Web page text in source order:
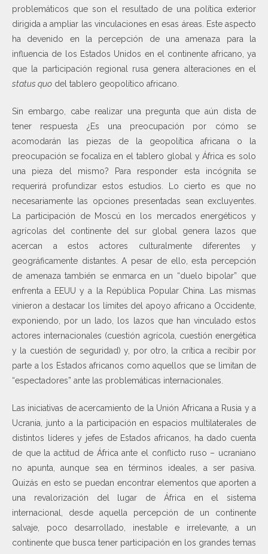
problemáticos que son el resultado de una política exterior
dirigida a ampliar las vinculaciones en esas áreas. Este aspecto
ha devenido en la percepción de una amenaza para la
influencia de los Estados Unidos en el continente africano, ya
que la participación regional rusa genera alteraciones en el
status quo del tablero geopolítico africano.
Sin embargo, cabe realizar una pregunta que aún dista de
tener respuesta ¿Es una preocupación por cómo se
acomodarán las piezas de la geopolítica africana o la
preocupación se focaliza en el tablero global y África es solo
una pieza del mismo? Para responder esta incógnita se
requerirá profundizar estos estudios. Lo cierto es que no
necesariamente las opciones presentadas sean excluyentes.
La participación de Moscú en los mercados energéticos y
agrícolas del continente del sur global genera lazos que
acercan a estos actores culturalmente diferentes y
geográficamente distantes. A pesar de ello, esta percepción
de amenaza también se enmarca en un “duelo bipolar” que
enfrenta a EEUU y a la República Popular China. Las mismas
vinieron a destacar los límites del apoyo africano a Occidente,
exponiendo, por un lado, los lazos que han vinculado estos
actores internacionales (cuestión agrícola, cuestión energética
y la cuestión de seguridad) y, por otro, la crítica a recibir por
parte a los Estados africanos como aquellos que se limitan de
“espectadores” ante las problemáticas internacionales.
Las iniciativas de acercamiento de la Unión Africana a Rusia y a
Ucrania, junto a la participación en espacios multilaterales de
distintos líderes y jefes de Estados africanos, ha dado cuenta
de que la actitud de África ante el conflicto ruso – ucraniano
no apunta, aunque sea en términos ideales, a ser pasiva.
Quizás en esto se puedan encontrar elementos que aporten a
una revalorización del lugar de África en el sistema
internacional, desde aquella percepción de un continente
salvaje, poco desarrollado, inestable e irrelevante, a un
continente que busca tener participación en los grandes temas